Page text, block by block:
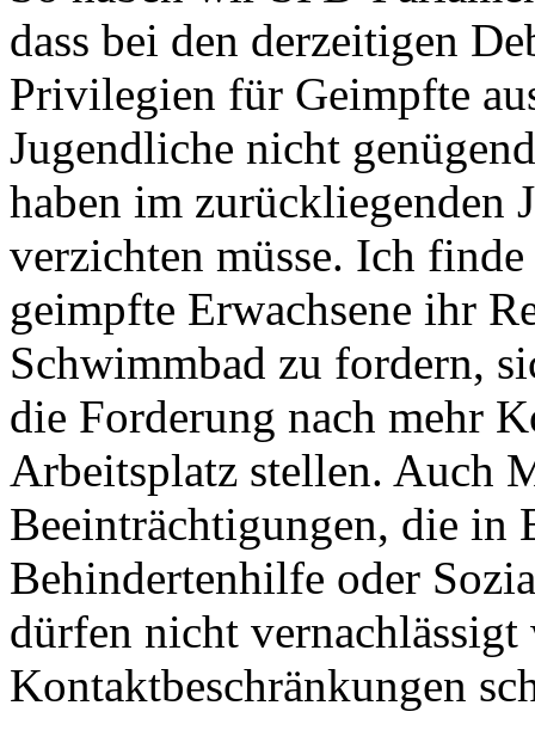
dass bei den derzeitigen
Privilegien für Geimpfte
Jugendliche nicht
haben im zurückliegenden
verzichten müsse. Ich finde
geimpfte Erwachsene ihr
Schwimmbad zu fordern,
die Forderung nach mehr
Arbeitsplatz stellen. Auch
Beeinträchtigungen, die in
Behindertenhilfe oder
dürfen nicht vernachlässigt
Kontaktbeschränkungen